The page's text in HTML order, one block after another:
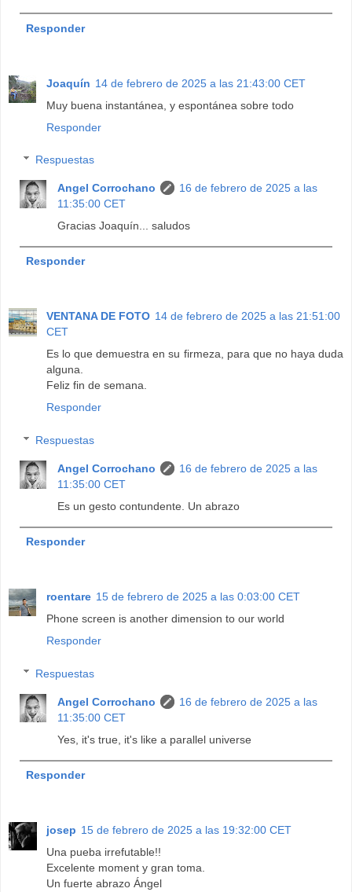
Responder
Joaquín 14 de febrero de 2025 a las 21:43:00 CET
Muy buena instantánea, y espontánea sobre todo
Responder
Respuestas
Angel Corrochano
16 de febrero de 2025 a las
11:35:00 CET
Gracias Joaquín... saludos
Responder
VENTANA DE FOTO 14 de febrero de 2025 a las 21:51:00
CET
Es lo que demuestra en su firmeza, para que no haya duda
alguna.
Feliz fin de semana.
Responder
Respuestas
Angel Corrochano
16 de febrero de 2025 a las
11:35:00 CET
Es un gesto contundente. Un abrazo
Responder
roentare 15 de febrero de 2025 a las 0:03:00 CET
Phone screen is another dimension to our world
Responder
Respuestas
Angel Corrochano
16 de febrero de 2025 a las
11:35:00 CET
Yes, it's true, it's like a parallel universe
Responder
josep 15 de febrero de 2025 a las 19:32:00 CET
Una pueba irrefutable!!
Excelente moment y gran toma.
Un fuerte abrazo Ángel